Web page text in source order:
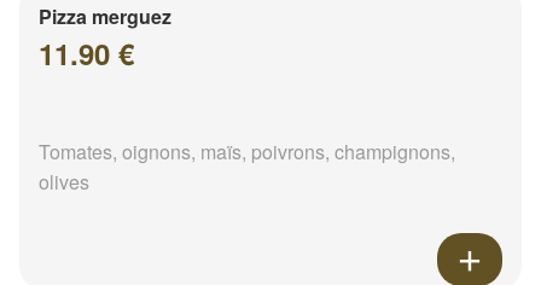
Pizza merguez
11.90 €
Tomates, oignons, maïs, poivrons, champignons,
olives